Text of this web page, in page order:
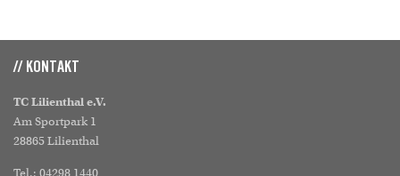
// KONTAKT
TC Lilienthal e.V.
Am Sportpark 1
28865 Lilienthal